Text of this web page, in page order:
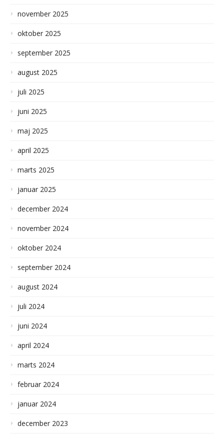
november 2025
oktober 2025
september 2025
august 2025
juli 2025
juni 2025
maj 2025
april 2025
marts 2025
januar 2025
december 2024
november 2024
oktober 2024
september 2024
august 2024
juli 2024
juni 2024
april 2024
marts 2024
februar 2024
januar 2024
december 2023